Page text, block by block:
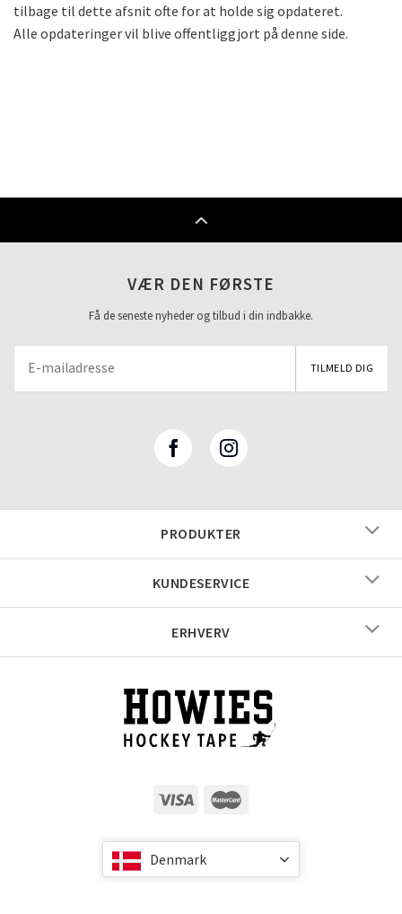
tilbage til dette afsnit ofte for at holde sig opdateret.
Alle opdateringer vil blive offentliggjort på denne side.
VÆR DEN FØRSTE
Få de seneste nyheder og tilbud i din indbakke.
PRODUKTER
KUNDESERVICE
ERHVERV
Denmark